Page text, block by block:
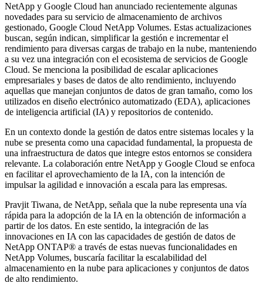
NetApp y Google Cloud han anunciado recientemente algunas
novedades para su servicio de almacenamiento de archivos
gestionado, Google Cloud NetApp Volumes. Estas actualizaciones
buscan, según indican, simplificar la gestión e incrementar el
rendimiento para diversas cargas de trabajo en la nube, manteniendo
a su vez una integración con el ecosistema de servicios de Google
Cloud. Se menciona la posibilidad de escalar aplicaciones
empresariales y bases de datos de alto rendimiento, incluyendo
aquellas que manejan conjuntos de datos de gran tamaño, como los
utilizados en diseño electrónico automatizado (EDA), aplicaciones
de inteligencia artificial (IA) y repositorios de contenido.
En un contexto donde la gestión de datos entre sistemas locales y la
nube se presenta como una capacidad fundamental, la propuesta de
una infraestructura de datos que integre estos entornos se considera
relevante. La colaboración entre NetApp y Google Cloud se enfoca
en facilitar el aprovechamiento de la IA, con la intención de
impulsar la agilidad e innovación a escala para las empresas.
Pravjit Tiwana, de NetApp, señala que la nube representa una vía
rápida para la adopción de la IA en la obtención de información a
partir de los datos. En este sentido, la integración de las
innovaciones en IA con las capacidades de gestión de datos de
NetApp ONTAP® a través de estas nuevas funcionalidades en
NetApp Volumes, buscaría facilitar la escalabilidad del
almacenamiento en la nube para aplicaciones y conjuntos de datos
de alto rendimiento.